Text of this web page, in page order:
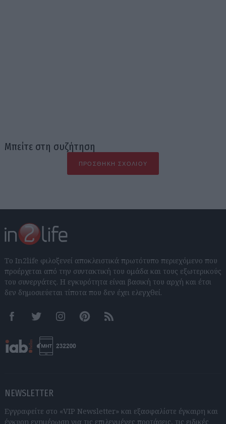
Μπείτε στη συζήτηση
ΠΡΟΣΘΉΚΗ ΣΧΟΛΊΟΥ
Το In2life φιλοξενεί αποκλειστικά πρωτότυπο περιεχόμενο που
προέρχεται από την συντακτική του ομάδα και τους εξωτερικούς
του συνεργάτες. Η εγκυρότητα είναι βασική του αρχή και έτσι
δεν δημοσιεύεται τίποτα που δεν έχει ελεγχθεί.
FacebookTwitter InstagramPinterestRSS feeds
NEWSLETTER
Εγγραφείτε στο «VIP Newsletter» και εξασφαλίστε έγκαιρη και
έγκυρη ενημέρωση για τις επιλεγμένες προτάσεις, τις ειδικές